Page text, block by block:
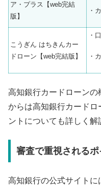
ア・プラス【web完結
版】
・
こうぎん はちきんカー
ドローン【web完結版】
・
・
高知銀行カードローンの
からは高知銀行カードロ
ントについても詳しく解
審査で重視されるポ
高知銀行の公式サイト